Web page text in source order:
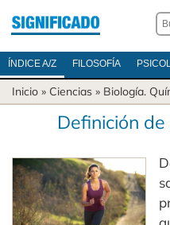
ÍNDICE A/Z FILOSOFÍA
Inicio » Ciencias » Biología.
Definición